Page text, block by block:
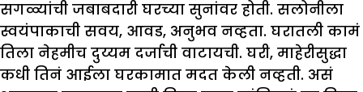
सगळ्यांची जबाबदारी घरच्या सुनांवर होती. सलोनीला
स्वयंपाकाची सवय, आवड, अनुभव नव्हता. घरातली कामं
तिला नेहमीच दुय्यम दर्जाची वाटायची. घरी, माहेरीसुद्धा
कधी तिनं आईला घरकामात मदत केली नव्हती. असं